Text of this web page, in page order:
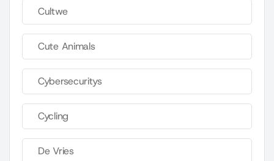
Cultwe
Cute Animals
Cybersecuritys
Cycling
De Vries